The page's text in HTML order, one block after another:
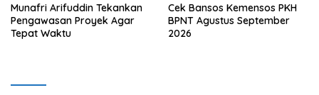
Munafri Arifuddin Tekankan
Pengawasan Proyek Agar
Tepat Waktu
Cek Bansos Kemensos PKH
BPNT Agustus September
2026